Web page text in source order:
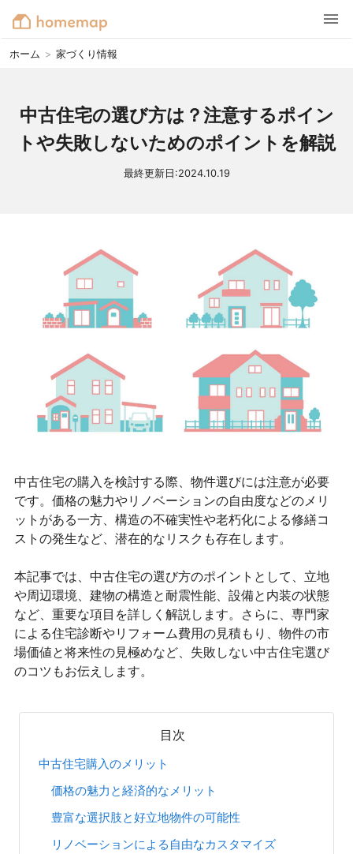
ホーム > 家づくり情報
中古住宅の選び方は？注意するポイン
トや失敗しないためのポイントを解説
最終更新日:2024.10.19
中古住宅の購入を検討する際、物件選びには注意が必要
です。価格の魅力やリノベーションの自由度などのメリ
ットがある一方、構造の不確実性や老朽化による修繕コ
ストの発生など、潜在的なリスクも存在します。
本記事では、中古住宅の選び方のポイントとして、立地
や周辺環境、建物の構造と耐震性能、設備と内装の状態
など、重要な項目を詳しく解説します。さらに、専門家
による住宅診断やリフォーム費用の見積もり、物件の市
場価値と将来性の見極めなど、失敗しない中古住宅選び
のコツもお伝えします。
目次
中古住宅購入のメリット
価格の魅力と経済的なメリット
豊富な選択肢と好立地物件の可能性
リノベーションによる自由なカスタマイズ